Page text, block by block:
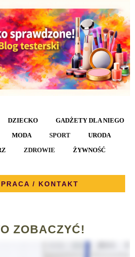
DZIECKO
GADŻETY DLA NIEGO
MODA SPORT
URODA
ZDROWIE ŻYWNOŚĆ
/ KONTAKT
ZOBACZYĆ!